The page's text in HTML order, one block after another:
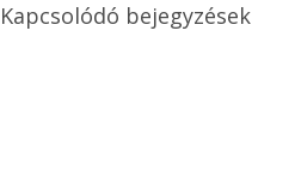
Kapcsolódó bejegyzések